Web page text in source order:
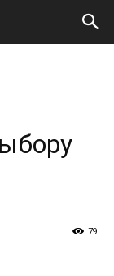
79